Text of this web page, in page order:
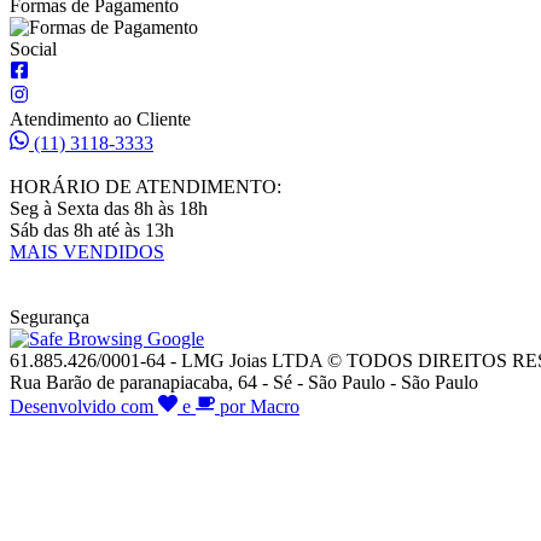
Formas de Pagamento
Social
Atendimento ao Cliente
(11) 3118-3333
HORÁRIO DE ATENDIMENTO:
Seg à Sexta das 8h às 18h
Sáb das 8h até às 13h
MAIS VENDIDOS
Segurança
61.885.426/0001-64 - LMG Joias LTDA © TODOS DIREITOS
Rua Barão de paranapiacaba, 64 - Sé - São Paulo - São Paulo
Desenvolvido com
e por Macro